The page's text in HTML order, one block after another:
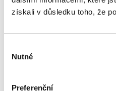
získali v důsledku toho, že
souhlasu
Nutné
Preferenční